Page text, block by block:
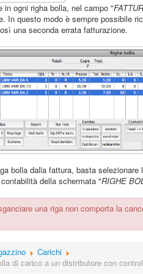
in ogni righa bolla, nel campo "
In questo modo è sempre possibile
una seconda errata fatturazione.
bolla dalla fattura, basta
della schermata "RIGHE
una riga non comporta la
Carichi
di carico a un distributore con